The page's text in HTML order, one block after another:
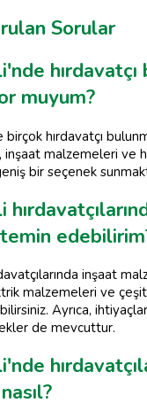
Sorular
muyum?
birçok hırdavatçı
inşaat malzemeleri ve
bir seçenek
inşaat
malzemeleri ve
Ayrıca,
de mevcuttur.